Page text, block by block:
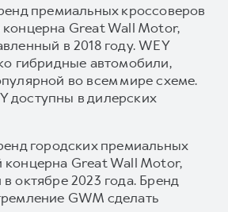
премиальных кроссоверов
Great Wall Motor,
в 2018 году. WEY
гибридные автомобили,
во всем мире схеме.
доступны в дилерских
городских премиальных
концерна Great Wall Motor,
октябре 2023 года. Бренд
GWM сделать